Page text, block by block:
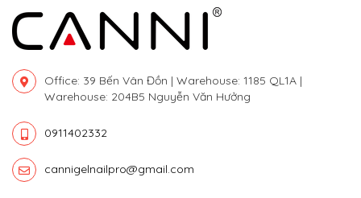
Office: 39 Bến Vân Đồn | Warehouse: 1185 QL1A |
Warehouse: 204B5 Nguyễn Văn Hưởng
0911402332
cannigelnailpro@gmail.com